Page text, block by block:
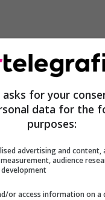
asks for your
data for the
purposes:
advertising and content,
audience
development
or access information on a